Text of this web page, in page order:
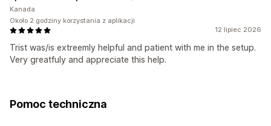
12 lipiec 2026
Trist was/is extreemly helpful and patient with me in the setup.
Very greatfuly and appreciate this help.
Kanada
Około 2 godziny korzystania z aplikacji
Pomoc techniczna